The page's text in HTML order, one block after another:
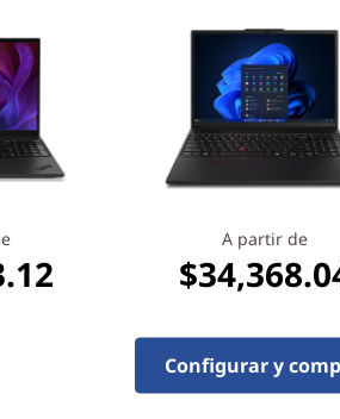
lista completa de las certificaciones ISV.
A partir de
Configurar y